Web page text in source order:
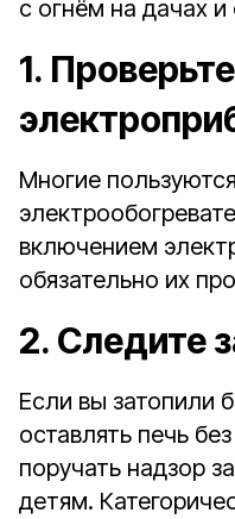
с огнём на дачах
1. Проверьте
Многие
включением
обязательно их
2. Следите
Если вы затопили
оставлять печь
поручать надзор
детям.